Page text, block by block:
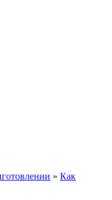
» Как